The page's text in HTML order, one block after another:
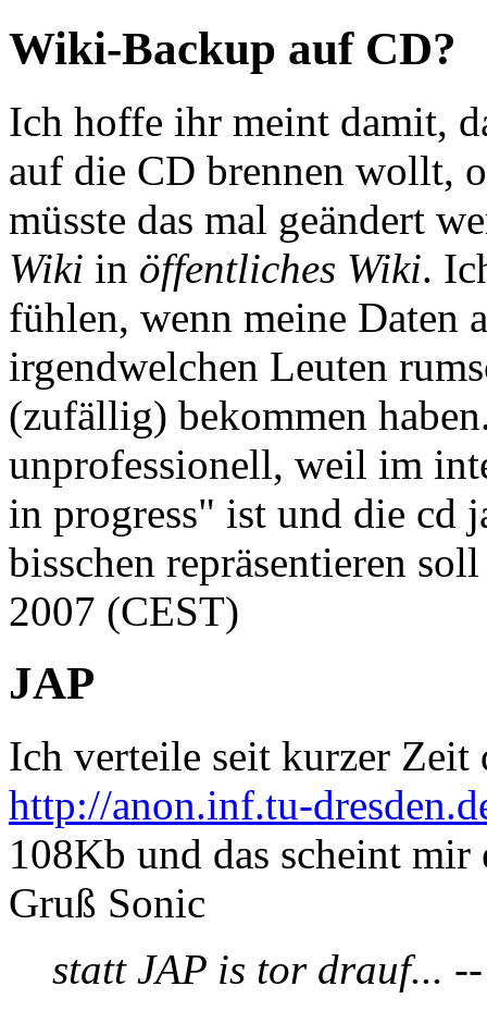
Wiki-Backup auf CD?
Ich hoffe ihr meint damit,
auf die CD brennen wollt,
müsste das mal geändert
Wiki in öffentliches Wiki.
fühlen, wenn meine Daten
irgendwelchen Leuten
(zufällig) bekommen
unprofessionell, weil im
in progress" ist und die cd
bisschen repräsentieren
2007 (CEST)
JAP
Ich verteile seit kurzer Zeit
http://anon.inf.tu-
108Kb und das scheint
Gruß Sonic
statt JAP is tor drauf...